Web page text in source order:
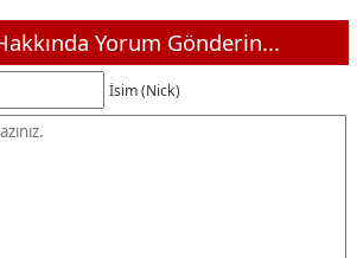
Yorum Gönderin...
İsim (Nick)